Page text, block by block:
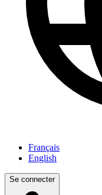
Français
English
Se connecter